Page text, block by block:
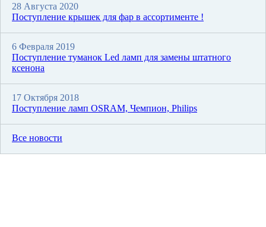
28 Августа 2020
Поступление крышек для фар в ассортименте !
6 Февраля 2019
Поступление туманок Led ламп для замены штатного
ксенона
17 Октября 2018
Поступление ламп OSRAM, Чемпион, Philips
Все новости